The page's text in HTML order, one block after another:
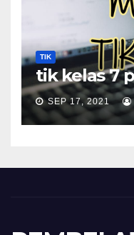
TIK
tik kelas 7
SEP 17, 2021